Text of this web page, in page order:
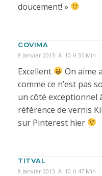
doucement! »
COVIMA
8 Janvier 2013 À 10 H 35 Min
Excellent
On aime
comme ce n’est pas
un côté exceptionnel
référence de vernis
sur Pinterest hier
TITVAL
8 Janvier 2013 À 10 H 47 Min